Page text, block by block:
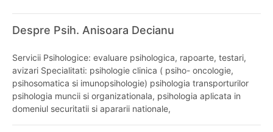
Despre Psih. Anisoara Decianu
Servicii Psihologice: evaluare psihologica, rapoarte, testari,
avizari Specialitati: psihologie clinica ( psiho- oncologie,
psihosomatica si imunopsihologie) psihologia transporturilor
psihologia muncii si organizationala, psihologia aplicata in
domeniul securitatii si apararii nationale,